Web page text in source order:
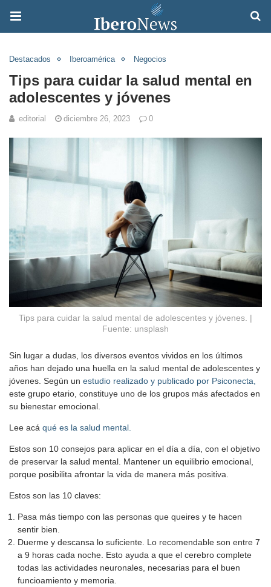
Destacados Iberoamérica Negocios
Tips para cuidar la salud mental en
adolescentes y jóvenes
editorial diciembre 26, 2023 0
Tips para cuidar la salud mental de adolescentes y jóvenes. |
Fuente: unsplash
Sin lugar a dudas, los diversos eventos vividos en los últimos
años han dejado una huella en la salud mental de adolescentes y
jóvenes. Según un estudio realizado y publicado por Psiconecta,
este grupo etario, constituye uno de los grupos más afectados en
su bienestar emocional.
Lee acá qué es la salud mental.
Estos son 10 consejos para aplicar en el día a día, con el objetivo
de preservar la salud mental. Mantener un equilibrio emocional,
porque posibilita afrontar la vida de manera más positiva.
Estos son las 10 claves:
Pasa más tiempo con las personas que queires y te hacen
sentir bien.
Duerme y descansa lo suficiente. Lo recomendable son entre 7
a 9 horas cada noche. Esto ayuda a que el cerebro complete
todas las actividades neuronales, necesarias para el buen
funcioamiento y memoria.